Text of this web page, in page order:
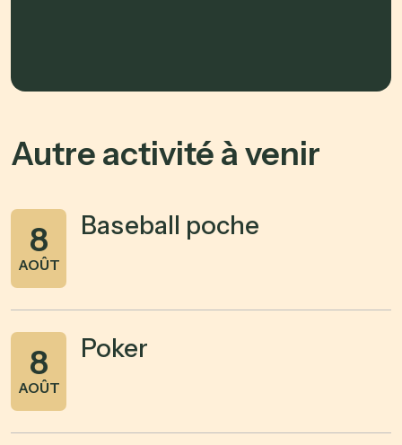
Autre activité à venir
8
AOÛT
Baseball poche
8
AOÛT
Poker